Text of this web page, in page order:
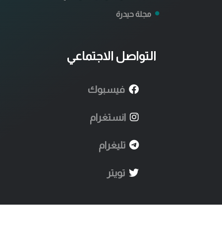
مجلة حيدرة
التواصل الاجتماعي
فيسبوك
انستغرام
تليغرام
تويتر